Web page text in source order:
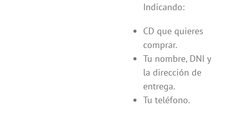
Indicando:
CD que quieres
comprar.
Tu nombre, DNI y
la dirección de
entrega.
Tu teléfono.